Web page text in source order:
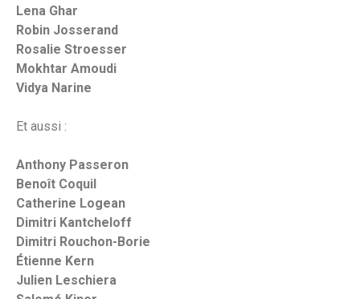
Lena Ghar
Robin Josserand
Rosalie Stroesser
Mokhtar Amoudi
Vidya Narine
Et aussi :
Anthony Passeron
Benoît Coquil
Catherine Logean
Dimitri Kantcheloff
Dimitri Rouchon-Borie
Étienne Kern
Julien Leschiera